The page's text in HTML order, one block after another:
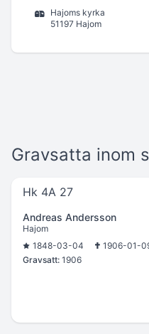
Hajoms kyrka
51197 Hajom
Gravsatta inom
Hk 4A 27
Andreas Andersson
Hajom
1848-03-04
1906-01-
Gravsatt: 1906